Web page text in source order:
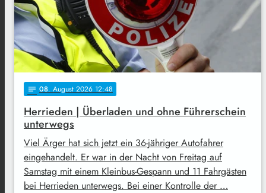
notes 08. August 2026 12:48
Herrieden | Überladen und ohne Führerschein
unterwegs
Viel Ärger hat sich jetzt ein 36-jähriger Autofahrer
eingehandelt. Er war in der Nacht von Freitag auf
Samstag mit einem Kleinbus-Gespann und 11 Fahrgästen
bei Herrieden unterwegs. Bei einer Kontrolle der …